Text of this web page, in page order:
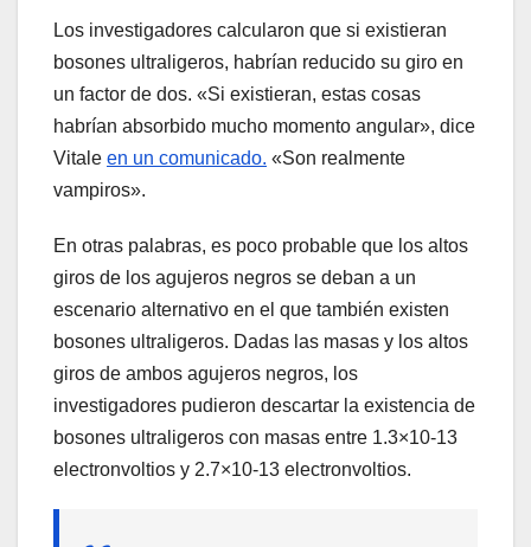
Los investigadores calcularon que si existieran
bosones ultraligeros, habrían reducido su giro en
un factor de dos. «Si existieran, estas cosas
habrían absorbido mucho momento angular», dice
Vitale en un comunicado. «Son realmente
vampiros».
En otras palabras, es poco probable que los altos
giros de los agujeros negros se deban a un
escenario alternativo en el que también existen
bosones ultraligeros. Dadas las masas y los altos
giros de ambos agujeros negros, los
investigadores pudieron descartar la existencia de
bosones ultraligeros con masas entre 1.3×10-13
electronvoltios y 2.7×10-13 electronvoltios.